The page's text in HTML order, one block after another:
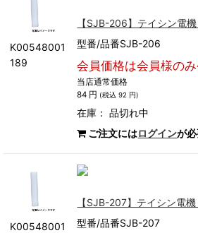
K00548001
189
【SJB-206】テイシン電
型番/品番SJB-206
会員価格は会員様の
当店通常価格
84 円 (税込 92 円)
在庫：品切れ中
ご注文にはログインが
K00548001
【SJB-207】テイシン電
型番/品番SJB-207